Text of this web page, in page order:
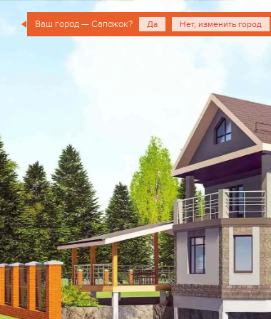
Ваш город — Сапожок? Да Нет, изменить город